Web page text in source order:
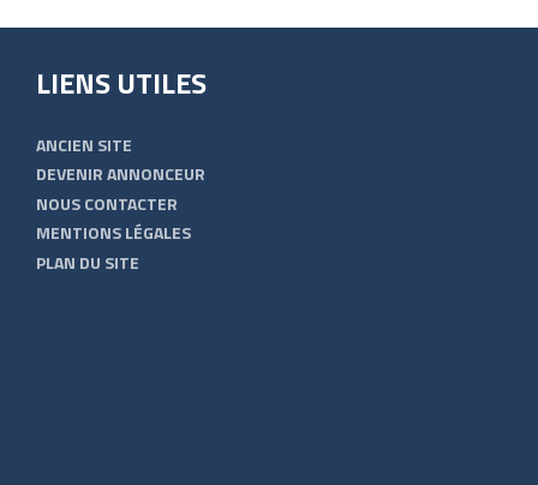
LIENS UTILES
ANCIEN SITE
DEVENIR ANNONCEUR
NOUS CONTACTER
MENTIONS LÉGALES
PLAN DU SITE